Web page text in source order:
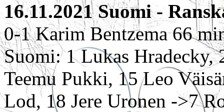
16.11.2021 Suomi -
0-1 Karim Bentzema 66
Suomi: 1 Lukas Hradecky,
Teemu Pukki, 15 Leo
Lod, 18 Jere Uronen ->7